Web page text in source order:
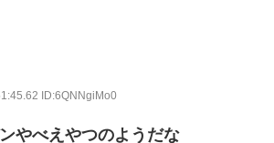
ID:6QNNgiMo0
やべえやつのようだな